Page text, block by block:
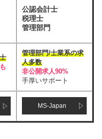
公認会計士
税理士
管理部門
管理部門/士業系の求
人多数
非公開求人90%
手厚いサポート
MS-Japan